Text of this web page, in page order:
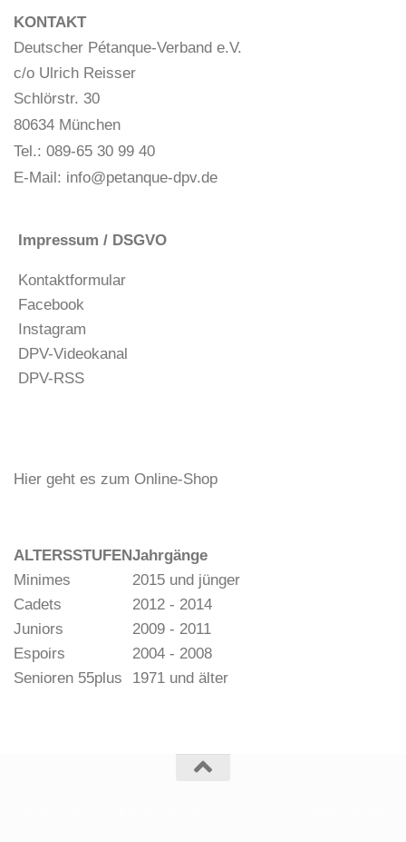
KONTAKT
Deutscher Pétanque-Verband e.V.
c/o Ulrich Reisser
Schlörstr. 30
80634 München
Tel.: 089-65 30 99 40
E-Mail: info@petanque-dpv.de
Impressum / DSGVO
Kontaktformular
Facebook
Instagram
DPV-Videokanal
DPV-RSS
Hier geht es zum Online-Shop
ALTERSSTUFENJahrgänge
Minimes
2015 und jünger
Cadets
2012 - 2014
Juniors
2009 - 2011
Espoirs
2004 - 2008
Senioren 55plus
1971 und älter